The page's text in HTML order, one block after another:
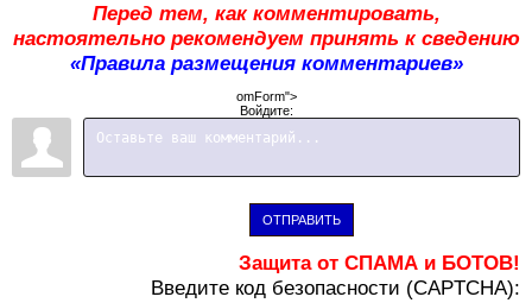
Перед тем, как комментировать,
настоятельно рекомендуем принять к сведению
«Правила размещения комментариев»
omForm">
Войдите:
ОТПРАВИТЬ
Защита от СПАМА и БОТОВ!
Введите код безопасности (CAPTCHA):